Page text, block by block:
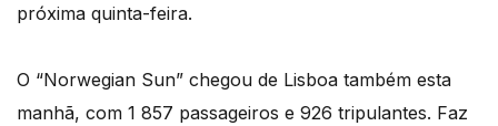
próxima quinta-feira.
O “Norwegian Sun” chegou de Lisboa também esta
manhã, com 1 857 passageiros e 926 tripulantes. Faz